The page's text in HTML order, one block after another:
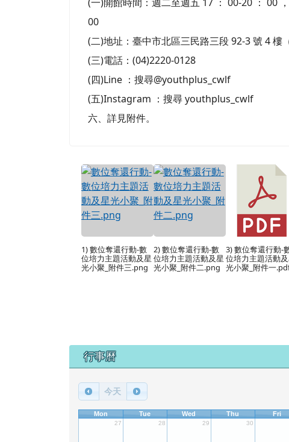
00
(二)地址：臺中市北區三民路三段 92-3 號 4 樓
(三)電話：(04)2220-0128
(四)Line ：搜尋@youthplus_cwlf
(五)Instagram ：搜尋 youthplus_cwlf
六、詳見附件。
1) 數位奪還行動-數
位培力主題活動及星
光小聚_附件三.png
2) 數位奪還行動-數
位培力主題活動及星
光小聚_附件二.png
3) 數位奪還行動-
位培力主題活動
光小聚_附件一
下中區域內容
行事曆
今天
Mon Tue Wed Thu Fri
27 28 29 30